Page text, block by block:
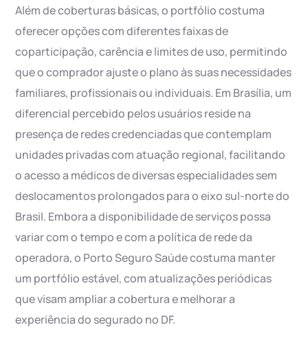
Além de coberturas básicas, o portfólio costuma
oferecer opções com diferentes faixas de
coparticipação, carência e limites de uso, permitindo
que o comprador ajuste o plano às suas necessidades
familiares, profissionais ou individuais. Em Brasília, um
diferencial percebido pelos usuários reside na
presença de redes credenciadas que contemplam
unidades privadas com atuação regional, facilitando
o acesso a médicos de diversas especialidades sem
deslocamentos prolongados para o eixo sul-norte do
Brasil. Embora a disponibilidade de serviços possa
variar com o tempo e com a política de rede da
operadora, o Porto Seguro Saúde costuma manter
um portfólio estável, com atualizações periódicas
que visam ampliar a cobertura e melhorar a
experiência do segurado no DF.